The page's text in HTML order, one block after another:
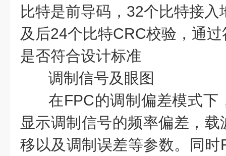
比特是前导码，32个比特接
及后24个比特CRC校验，通
是否符合设计标准
调制信号及眼图
在FPC的调制偏差模式下
显示调制信号的频率偏差，
移以及调制误差等参数。同